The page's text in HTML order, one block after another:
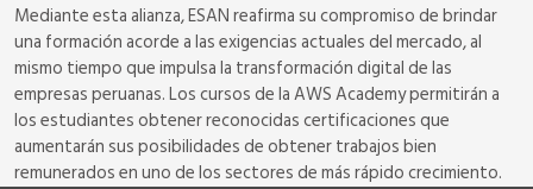
Mediante esta alianza, ESAN reafirma su compromiso de brindar
una formación acorde a las exigencias actuales del mercado, al
mismo tiempo que impulsa la transformación digital de las
empresas peruanas. Los cursos de la AWS Academy permitirán a
los estudiantes obtener reconocidas certificaciones que
aumentarán sus posibilidades de obtener trabajos bien
remunerados en uno de los sectores de más rápido crecimiento.